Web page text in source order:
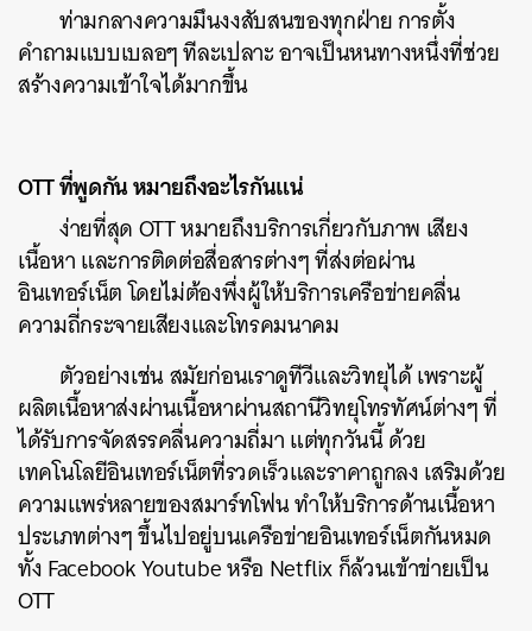
ท่ามกลางความมึนงงสับสนของทุกฝ่าย การตั้ง
คำถามแบบเบลอๆ ทีละเปลาะ อาจเป็นหนทางหนึ่งที่ช่วย
สร้างความเข้าใจได้มากขึ้น
OTT ที่พูดกัน หมายถึงอะไรกันแน่
ง่ายที่สุด OTT หมายถึงบริการเกี่ยวกับภาพ เสียง
เนื้อหา และการติดต่อสื่อสารต่างๆ ที่ส่งต่อผ่าน
อินเทอร์เน็ต โดยไม่ต้องพึ่งผู้ให้บริการเครือข่ายคลื่น
ความถี่กระจายเสียงและโทรคมนาคม
ตัวอย่างเช่น สมัยก่อนเราดูทีวีและวิทยุได้ เพราะผู้
ผลิตเนื้อหาส่งผ่านเนื้อหาผ่านสถานีวิทยุโทรทัศน์ต่างๆ ที่
ได้รับการจัดสรรคลื่นความถี่มา แต่ทุกวันนี้ ด้วย
เทคโนโลยีอินเทอร์เน็ตที่รวดเร็วและราคาถูกลง เสริมด้วย
ความแพร่หลายของสมาร์ทโฟน ทำให้บริการด้านเนื้อหา
ประเภทต่างๆ ขึ้นไปอยู่บนเครือข่ายอินเทอร์เน็ตกันหมด
ทั้ง Facebook Youtube หรือ Netflix ก็ล้วนเข้าข่ายเป็น
OTT